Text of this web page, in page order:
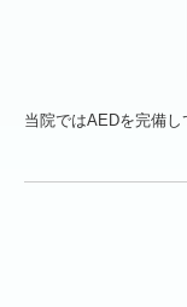
当院ではAEDを完備し